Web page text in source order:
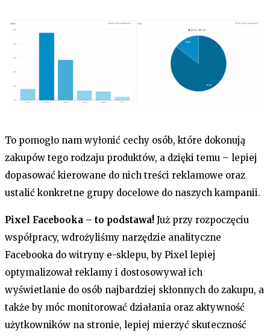
To pomogło nam wyłonić cechy osób, które dokonują
zakupów tego rodzaju produktów, a dzięki temu – lepiej
dopasować kierowane do nich treści reklamowe oraz
ustalić konkretne grupy docelowe do naszych kampanii.
Pixel Facebooka – to podstawa! Już przy rozpoczęciu
współpracy, wdrożyliśmy narzędzie analityczne
Facebooka do witryny e-sklepu, by Pixel lepiej
optymalizował reklamy i dostosowywał ich
wyświetlanie do osób najbardziej skłonnych do zakupu, a
także by móc monitorować działania oraz aktywność
użytkowników na stronie, lepiej mierzyć skuteczność